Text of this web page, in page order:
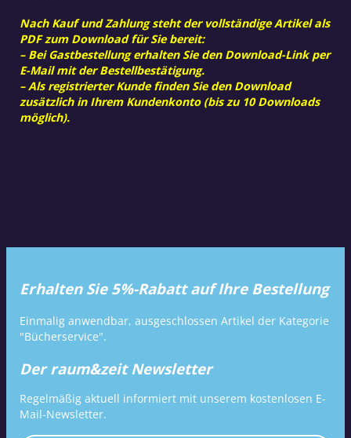
Nach Kauf und Zahlung steht der vollständige Artikel als
PDF zum Download für Sie bereit:
– Bei Gastbestellung erhalten Sie den Download-Link per
E-Mail mit der Bestellbestätigung.
– Als registrierter Kunde finden Sie den Download
zusätzlich in Ihrem Kundenkonto (bis zu 10 Downloads
möglich).
Erhalten Sie 5%-Rabatt auf Ihre Bestellung
Einmalig anwendbar, ausgeschlossen Artikel der Kategorie
"Bücherservice".
Der raum&zeit Newsletter
Regelmäßig aktuell informiert mit unserem kostenlosen E-
Mail-Newsletter.